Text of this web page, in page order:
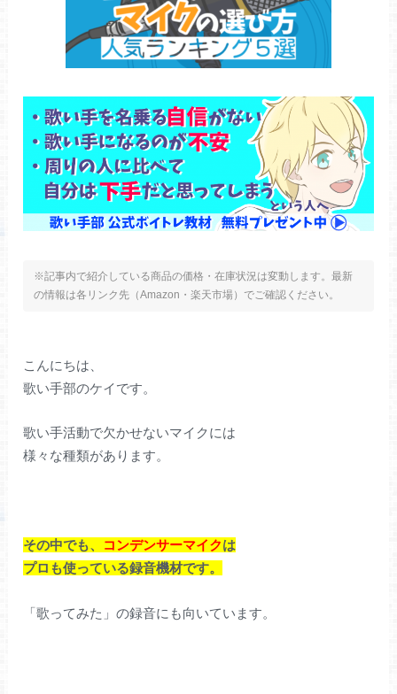
※記事内で紹介している商品の価格・在庫状況は変動します。最新
の情報は各リンク先（Amazon・楽天市場）でご確認ください。
こんにちは、
歌い手部のケイです。
歌い手活動で欠かせないマイクには
様々な種類があります。
その中でも、 コンデンサーマイクは
プロも使っている録音機材です。
「歌ってみた」の録音にも向いています。